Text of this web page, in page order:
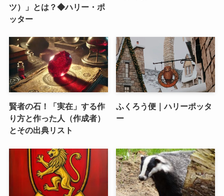
ツ）」とは？◆ハリー・ポ
ッター
賢者の石！「実在」する作
り方と作った人（作成者）
とその出典リスト
ふくろう便｜ハリーポッタ
ー